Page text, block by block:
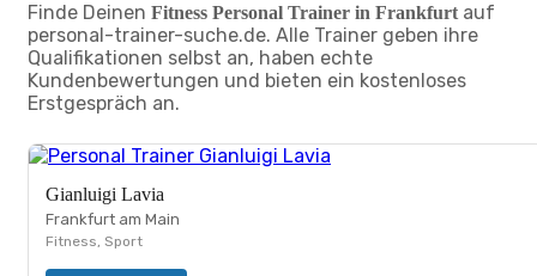
Finde Deinen Fitness Personal Trainer in Frankfurtauf
personal-trainer-suche.de. Alle Trainer geben ihre
Qualifikationen selbst an, haben echte
Kundenbewertungen und bieten ein kostenloses
Erstgespräch an.
Gianluigi Lavia
Frankfurt am Main
Fitness, Sport